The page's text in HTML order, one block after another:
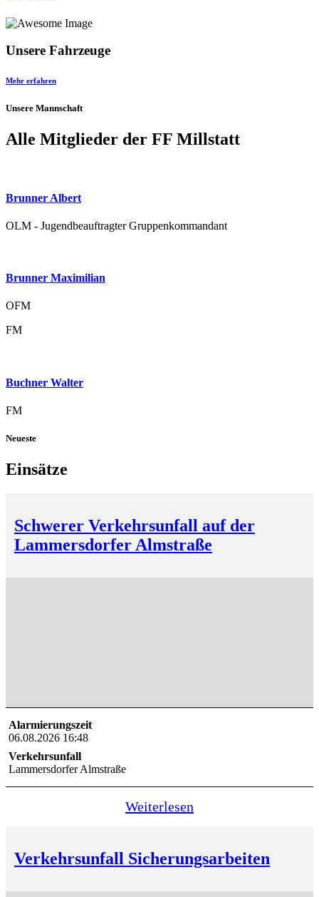
Unsere Fahrzeuge
Mehr erfahren
Unsere Mannschaft
Alle Mitglieder der FF Millstatt
Brunner Albert
OLM - Jugendbeauftragter Gruppenkommandant
Brunner Maximilian
OFM
FM
Buchner Walter
FM
Neueste
Einsätze
Schwerer Verkehrsunfall auf der
Lammersdorfer Almstraße
Alarmierungszeit
06.08.2026 16:48
Verkehrsunfall
Lammersdorfer Almstraße
Weiterlesen
Verkehrsunfall Sicherungsarbeiten